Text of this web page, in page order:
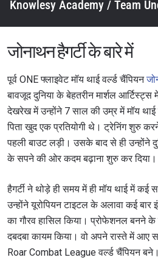
Knowlesy Academy / Team
जोनाथन हैगर्टी के बारे में
पूर्व ONE फ्लाइवेट मॉय थाई वर्ल्ड चैंपियन
बावजूद दुनिया के बेहतरीन मार्शल
देखरेख में उन्होंने 7 साल की उम्र में मॉय
पिता खुद एक प्रतियोगी थे। ट्रेनिंग शुरु
पहली बाउट लड़ी। उसके बाद से ही उन्होंने
के सपने की ओर कदम बढ़ाना शुरु कर दिया।
हैगर्टी ने थोड़े ही समय में ही मॉय थाई में कई
उन्होंने यूरोपियन टाइटल के अलावा कई बार
का गौरव हासिल किया। प्रोफेशनल बनने के
दबदबा कायम किया। वो अपने रास्ते में आए
Roar Combat League वर्ल्ड चैंपियन बने।